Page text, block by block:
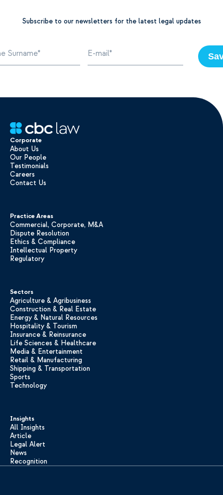
Subscribe to our newsletters for the latest legal updates
Corporate
About Us
Our People
Testimonials
Careers
Contact Us
Practice Areas
Commercial, Corporate, M&A
Dispute Resolution
Ethics & Compliance
Intellectual Property
Regulatory
Sectors
Agriculture & Agribusiness
Construction & Real Estate
Energy & Natural Resources
Hospitality & Tourism
Insurance & Reinsurance
Life Sciences & Healthcare
Media & Entertainment
Retail & Manufacturing
Shipping & Transportation
Sports
Technology
Insights
All Insights
Article
Legal Alert
News
Recognition